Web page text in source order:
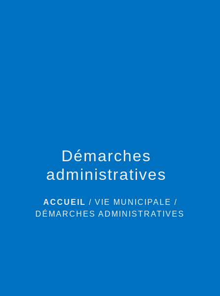
Démarches
administratives
ACCUEIL / VIE MUNICIPALE /
DÉMARCHES ADMINISTRATIVES